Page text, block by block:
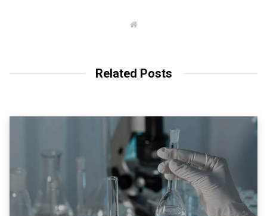
W
e
Related Posts